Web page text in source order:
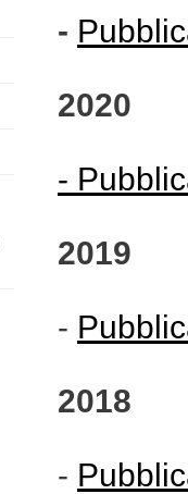
-
2020
-
2019
-
2018
-